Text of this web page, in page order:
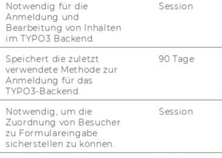
FORSCHUNGSPORTAL
IMPACT DER FORSCHUNG
ORGANISATION DER
Notwendig für die
Anmeldung und
Bearbeitung von Inhalten
im TYPO3 Backend.
Session
Speichert die zuletzt
verwendete Methode zur
Anmeldung für das
TYPO3-Backend.
90 Tage
Notwendig, um die
Zuordnung von Besucher
zu Formulareingabe
sicherstellen zu können.
Session